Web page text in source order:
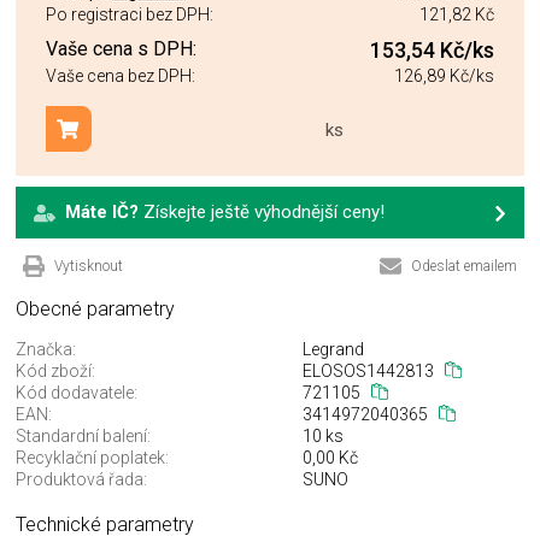
Po registraci bez DPH:
121,82 Kč
Vaše cena s DPH: 153,54 Kč/ks
Vaše cena bez DPH: 126,89 Kč/ks
ks
Přidat do košíku
Máte IČ? Získejte ještě výhodnější ceny!
Vytisknout Odeslat emailem
Obecné parametry
Značka:
Legrand
Kód zboží:
ELOSOS1442813
Kód dodavatele:
721105
EAN:
3414972040365
Standardní balení:
10 ks
Recyklační poplatek:
0,00 Kč
Produktová řada:
SUNO
Technické parametry